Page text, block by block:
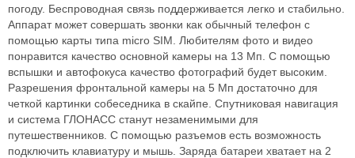
погоду. Беспроводная связь поддерживается легко и стабильно.
Аппарат может совершать звонки как обычный телефон с
помощью карты типа micro SIM. Любителям фото и видео
понравится качество основной камеры на 13 Мп. С помощью
вспышки и автофокуса качество фотографий будет высоким.
Разрешения фронтальной камеры на 5 Мп достаточно для
четкой картинки собеседника в скайпе. Спутниковая навигация
и система ГЛОНАСС станут незаменимыми для
путешественников. С помощью разъемов есть возможность
подключить клавиатуру и мышь. Заряда батареи хватает на 2